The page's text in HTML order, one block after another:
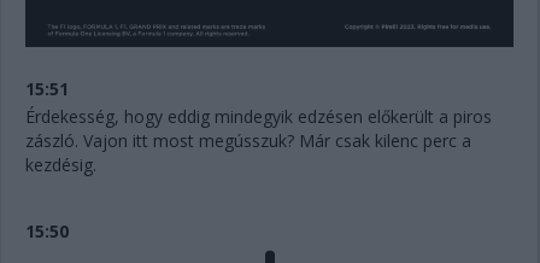
15:51
Érdekesség, hogy eddig mindegyik edzésen előkerült a piros
zászló. Vajon itt most megússzuk? Már csak kilenc perc a
kezdésig.
15:50